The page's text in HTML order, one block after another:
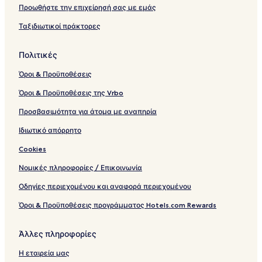
Προωθήστε την επιχείρησή σας με εμάς
Ταξιδιωτικοί πράκτορες
Πολιτικές
Όροι & Προϋποθέσεις
Όροι & Προϋποθέσεις της Vrbo
Προσβασιμότητα για άτομα με αναπηρία
Ιδιωτικό απόρρητο
Cookies
Νομικές πληροφορίες / Επικοινωνία
Οδηγίες περιεχομένου και αναφορά περιεχομένου
Όροι & Προϋποθέσεις προγράμματος Hotels.com Rewards
Άλλες πληροφορίες
Η εταιρεία μας